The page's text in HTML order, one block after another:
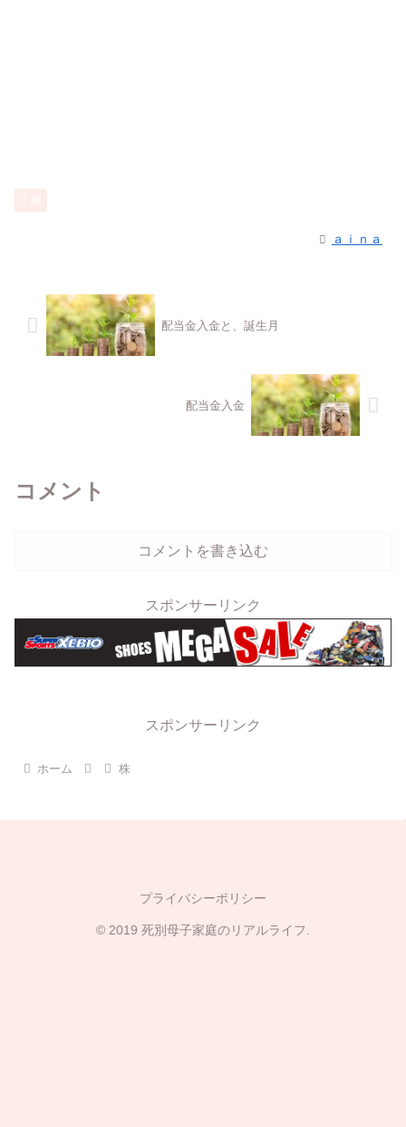
ａｉｎａ
配当金入金と、誕生月
配当金入金
コメント
コメントを書き込む
スポンサーリンク
スポンサーリンク
ホーム 株
プライバシーポリシー
© 2019 死別母子家庭のリアルライフ.